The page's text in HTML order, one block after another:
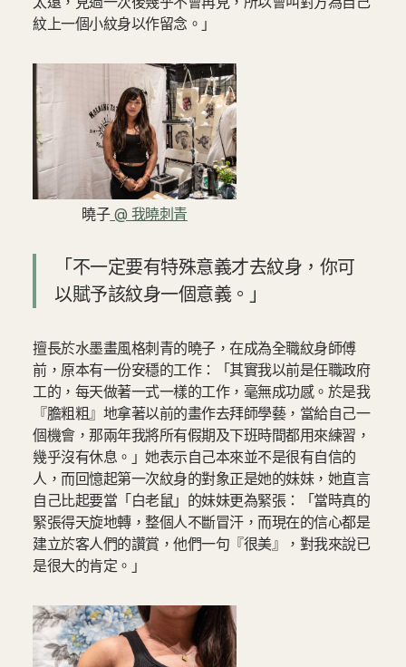
紋上一個小紋身以作留念。」
曉子@ 我曉刺青
「不一定要有特殊意義才去紋身，你可
以賦予該紋身一個意義。」
擅長於水墨畫風格刺青的曉子，在成為全職紋身師傅
前，原本有一份安穩的工作：「其實我以前是任職政府
工的，每天做著一式一樣的工作，毫無成功感。於是我
『膽粗粗』地拿著以前的畫作去拜師學藝，當給自己一
個機會，那兩年我將所有假期及下班時間都用來練習，
幾乎沒有休息。」她表示自己本來並不是很有自信的
人，而回憶起第一次紋身的對象正是她的妹妹，她直言
自己比起要當「白老鼠」的妹妹更為緊張：「當時真的
緊張得天旋地轉，整個人不斷冒汗，而現在的信心都是
建立於客人們的讚賞，他們一句『很美』，對我來說已
是很大的肯定。」